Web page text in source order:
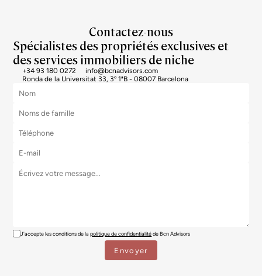
Contactez-nous
Spécialistes des propriétés exclusives et
des services immobiliers de niche
+34 93 180 0272
info@bcnadvisors.com
Ronda de la Universitat 33, 3º 1ªB - 08007 Barcelona
J'accepte les conditions de lapolitique de confidentialitéde Bcn Advisors